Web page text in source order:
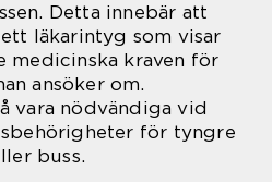
Detta innebär att
läkarintyg som visar
kraven för
ansöker om.
vara nödvändiga vid
för tyngre
buss.